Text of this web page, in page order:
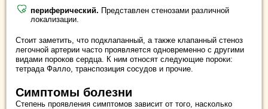
периферический. Представлен стенозами различной
локализации.
Стоит заметить, что подклапанный, а также клапанный стеноз
легочной артерии часто проявляется одновременно с другими
видами пороков сердца. К ним относят следующие пороки:
тетрада Фалло, транспозиция сосудов и прочие.
Симптомы болезни
Степень проявления симптомов зависит от того, насколько